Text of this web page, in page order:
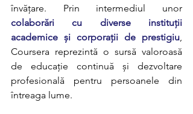
colaborări cu diverse instituții
academice și corporații de prestigiu,
Coursera reprezintă o sursă valoroasă
de educație continuă și dezvoltare
profesională pentru persoanele din
întreaga lume.